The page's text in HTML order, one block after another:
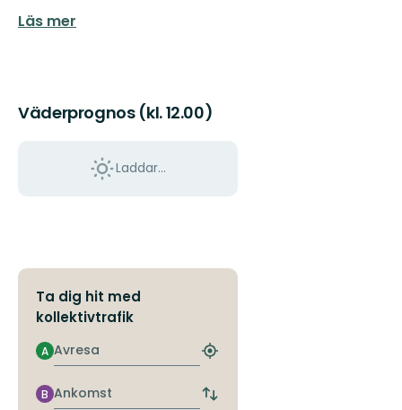
Läs mer
Väderprognos (kl. 12.00)
Laddar...
Ta dig hit med
kollektivtrafik
Avresa
A
Hitta
hållplats
Ankomst
B
Byt